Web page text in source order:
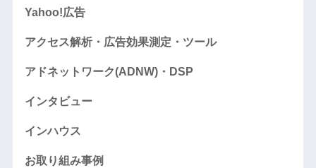
Yahoo!広告
アクセス解析・広告効果測定・ツール
アドネットワーク(ADNW)・DSP
インタビュー
インハウス
お取り組み事例